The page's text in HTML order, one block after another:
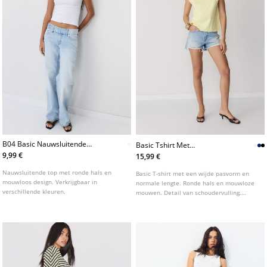
B04 Basic Nauwsluitende
Mouwloze Top
9,99 €
Nauwsluitende top met ronde hals en
mouwloos design. Verkrijgbaar in
verschillende kleuren.
Basic Tshirt Met
Schoudervulling
15,99 €
Basic T-shirt met een wijde pasvorm en
normale lengte. Ronde hals en mouwloze
mouwen. Detail van schoudervulling.